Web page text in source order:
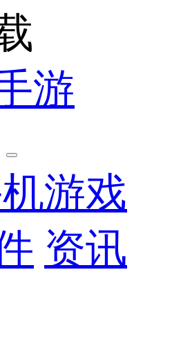
游戏
资讯